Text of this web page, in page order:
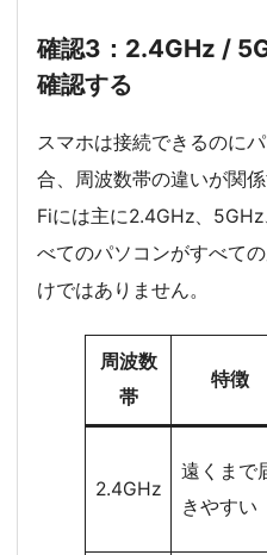
確認3：2.4GHz /
確認する
スマホは接続できるのに
合、周波数帯の違いが関
Fiには主に2.4GHz、
べてのパソコンがすべて
けではありません。
周波数
帯
特徴
2.4GHz
遠くまで
きやすい